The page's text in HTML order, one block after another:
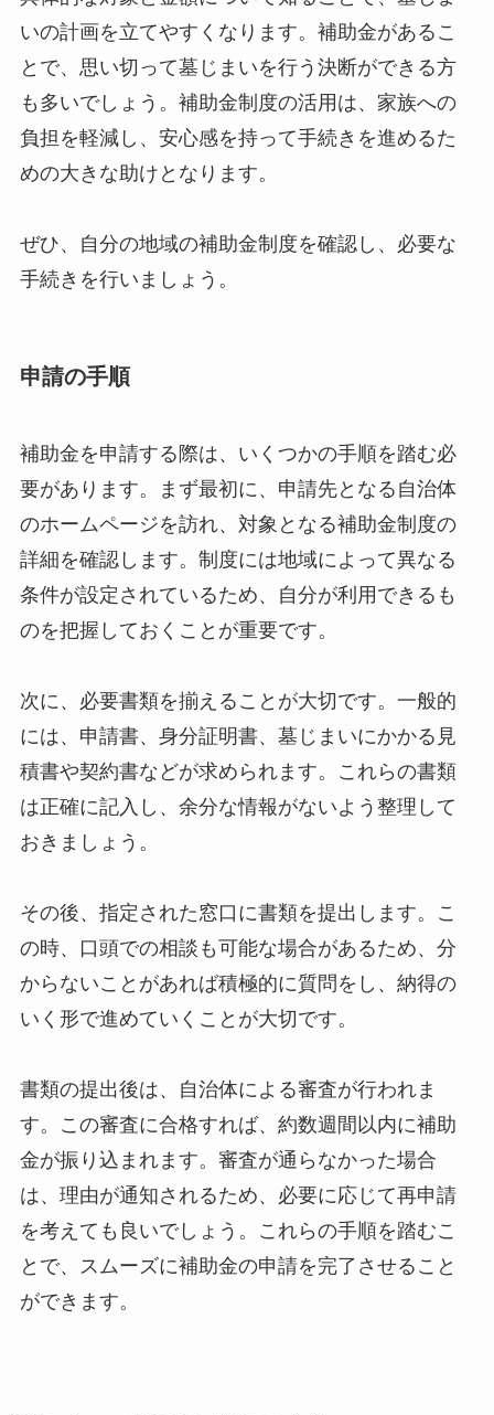
いの計画を立てやすくなります。補助金があるこ
とで、思い切って墓じまいを行う決断ができる方
も多いでしょう。補助金制度の活用は、家族への
負担を軽減し、安心感を持って手続きを進めるた
めの大きな助けとなります。
ぜひ、自分の地域の補助金制度を確認し、必要な
手続きを行いましょう。
申請の手順
補助金を申請する際は、いくつかの手順を踏む必
要があります。まず最初に、申請先となる自治体
のホームページを訪れ、対象となる補助金制度の
詳細を確認します。制度には地域によって異なる
条件が設定されているため、自分が利用できるも
のを把握しておくことが重要です。
次に、必要書類を揃えることが大切です。一般的
には、申請書、身分証明書、墓じまいにかかる見
積書や契約書などが求められます。これらの書類
は正確に記入し、余分な情報がないよう整理して
おきましょう。
その後、指定された窓口に書類を提出します。こ
の時、口頭での相談も可能な場合があるため、分
からないことがあれば積極的に質問をし、納得の
いく形で進めていくことが大切です。
書類の提出後は、自治体による審査が行われま
す。この審査に合格すれば、約数週間以内に補助
金が振り込まれます。審査が通らなかった場合
は、理由が通知されるため、必要に応じて再申請
を考えても良いでしょう。これらの手順を踏むこ
とで、スムーズに補助金の申請を完了させること
ができます。